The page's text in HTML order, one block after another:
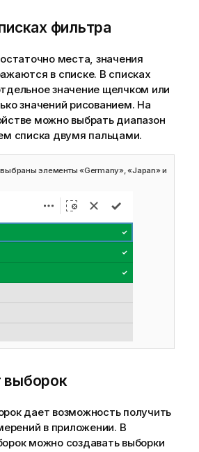
фильтра
места, значения
в списке. В списках
значение щелчком или
значений рисованием. На
можно выбрать диапазон
списка двумя пальцами.
элементы «Germany», «Japan» и
выборок
дает возможность получить
в приложении. В
можно создавать выборки